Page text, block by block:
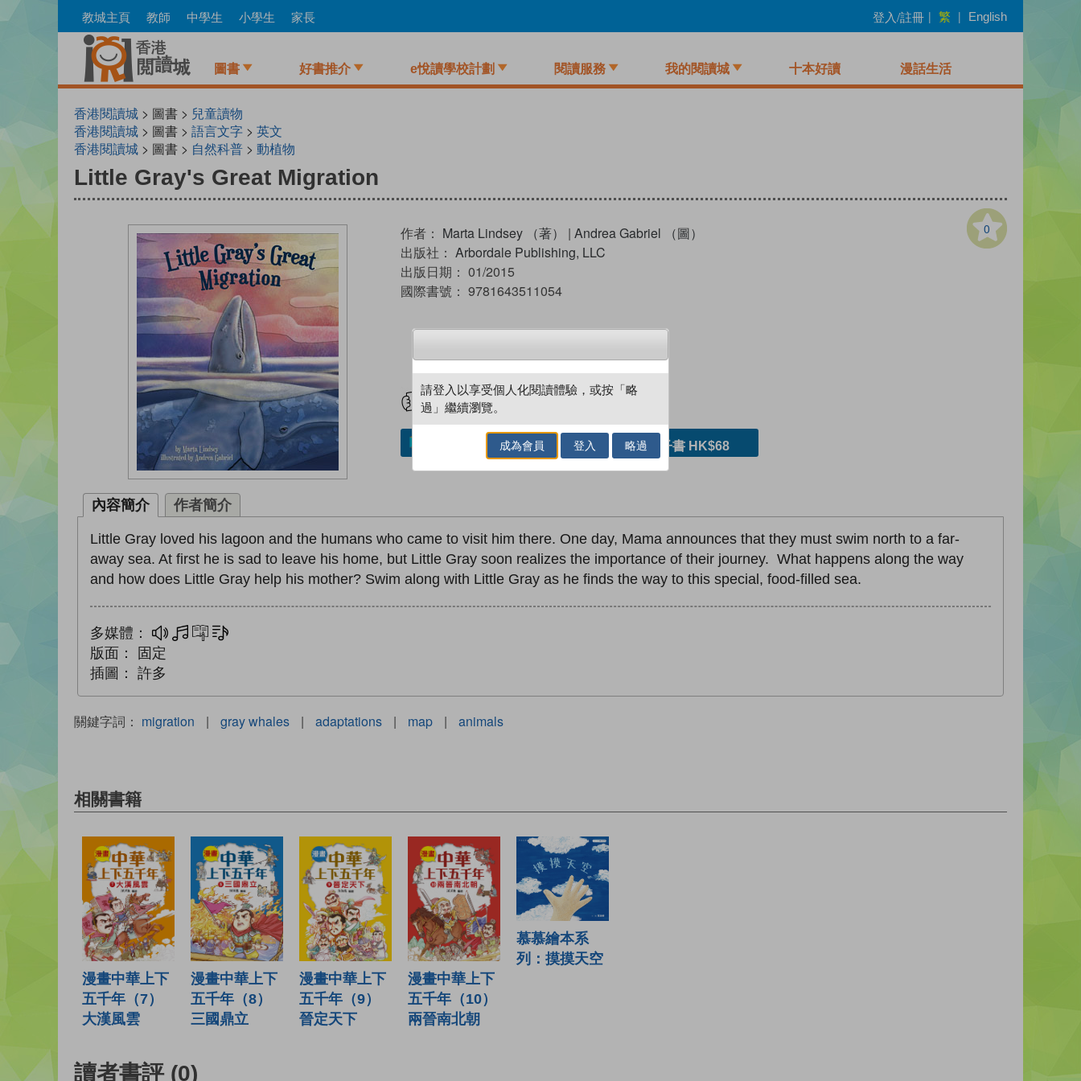
to
教城主頁 教師 中學生 小學生 家長 登入/註冊 | 繁 | English
圖書 好書推介 e悅讀學校計劃 閱讀服務 我的閱讀城 十本好讀 漫話生活
香港閱讀城 > 圖書 > 兒童讀物
香港閱讀城 > 圖書 > 語言文字 > 英文
香港閱讀城 > 圖書 > 自然科普 > 動植物
Little Gray's Great Migration
0
作者： Marta Lindsey （著） | Andrea Gabriel （圖）
出版社： Arbordale Publishing, LLC
出版日期： 01/2015
國際書號： 9781643511054
試閲 加入閱讀紀錄
加入／閱讀電子書 購買電子書 HK$68
內容簡介 作者簡介
Little Gray loved his lagoon and the humans who came to visit him there. One day, Mama announces that they must swim north to a far-
away sea. At first he is sad to leave his home, but Little Gray soon realizes the importance of their journey. What happens along the way
and how does Little Gray help his mother? Swim along with Little Gray as he finds the way to this special, food-filled sea.
多媒體： 多媒體互動練習
文字同步朗讀
版面：
固定
插圖：
許多
關鍵字詞： migration | gray whales | adaptations | map | animals
相關書籍
漫畫中華上下
五千年（7）
大漢風雲
漫畫中華上下
五千年（8）
三國鼎立
漫畫中華上下
五千年（9）
晉定天下
漫畫中華上下
五千年（10）
兩晉南北朝
慕慕繪本系
列：摸摸天空
讀者書評 (0)
請登入以享受個人化閱讀體驗，或按「略
過」繼續瀏覽。
成為會員 登入 略過